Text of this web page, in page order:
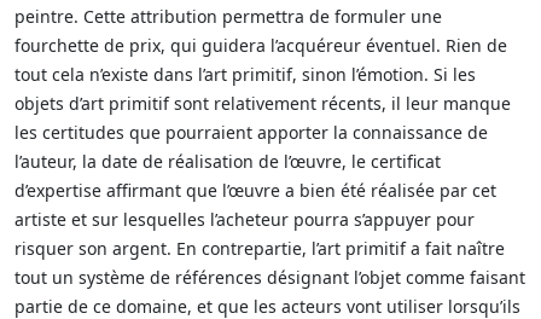
peintre. Cette attribution permettra de formuler une
fourchette de prix, qui guidera l’acquéreur éventuel. Rien de
tout cela n’existe dans l’art primitif, sinon l’émotion. Si les
objets d’art primitif sont relativement récents, il leur manque
les certitudes que pourraient apporter la connaissance de
l’auteur, la date de réalisation de l’œuvre, le certificat
d’expertise affirmant que l’œuvre a bien été réalisée par cet
artiste et sur lesquelles l’acheteur pourra s’appuyer pour
risquer son argent. En contrepartie, l’art primitif a fait naître
tout un système de références désignant l’objet comme faisant
partie de ce domaine, et que les acteurs vont utiliser lorsqu’ils